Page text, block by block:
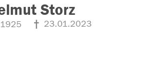
Storz
23.01.2023